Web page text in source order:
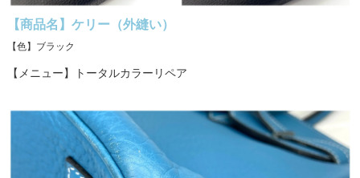
【商品名】ケリー（外縫い）
【色】ブラック
【メニュー】トータルカラーリペア